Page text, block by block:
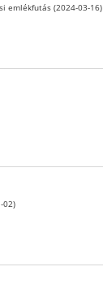
emlékfutás (2024-03-16)
02)